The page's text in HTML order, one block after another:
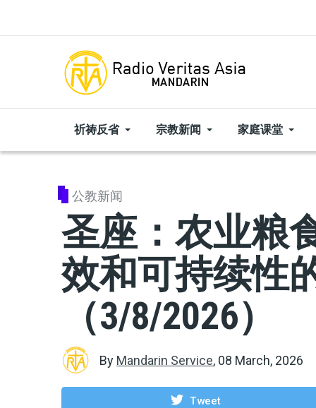
祈祷反省 宗教新闻 家庭课堂
公教新闻
圣座：农业粮
效和可持续性
（3/8/2026）
By Mandarin Service, 08 March, 2026
Tweet